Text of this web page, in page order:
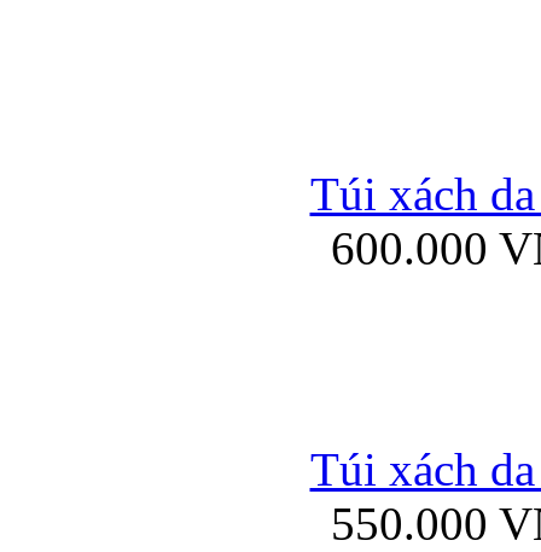
Bao da iPhone 5
Túi xách
600.000
Túi xách
550.000